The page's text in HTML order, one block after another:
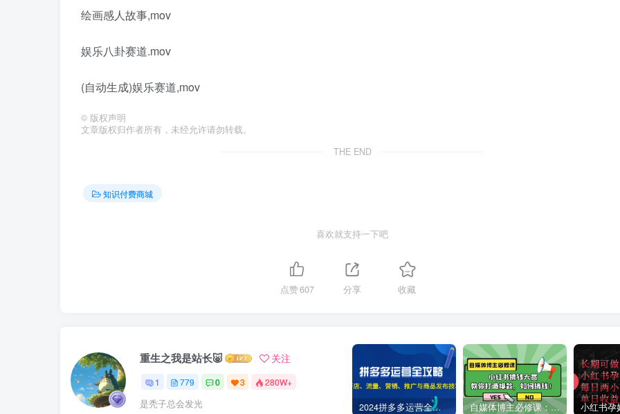
绘画感人故事,mov
娱乐八卦赛道.mov
(自动生成)娱乐赛道,mov
© 版权声明
文章版权归作者所有，未经允许请勿转载。
THE END
知识付费商城
喜欢就支持一下吧
点赞607 分享 收藏
重生之我是站长🐷 关注
1 779 0 3 280W+
是秃子总会发光 2024拼多多运营全攻略：开店、流量、营销、推广与商品发布技巧（无水印） 自媒体博主必修课：小红书搞钱大赏，教你打造爆款，如何搞钱（11节课）